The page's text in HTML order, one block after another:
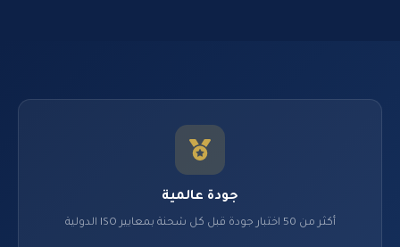
جودة عالمية
أكثر من 50 اختبار جودة قبل كل شحنة بمعايير ISO الدولية